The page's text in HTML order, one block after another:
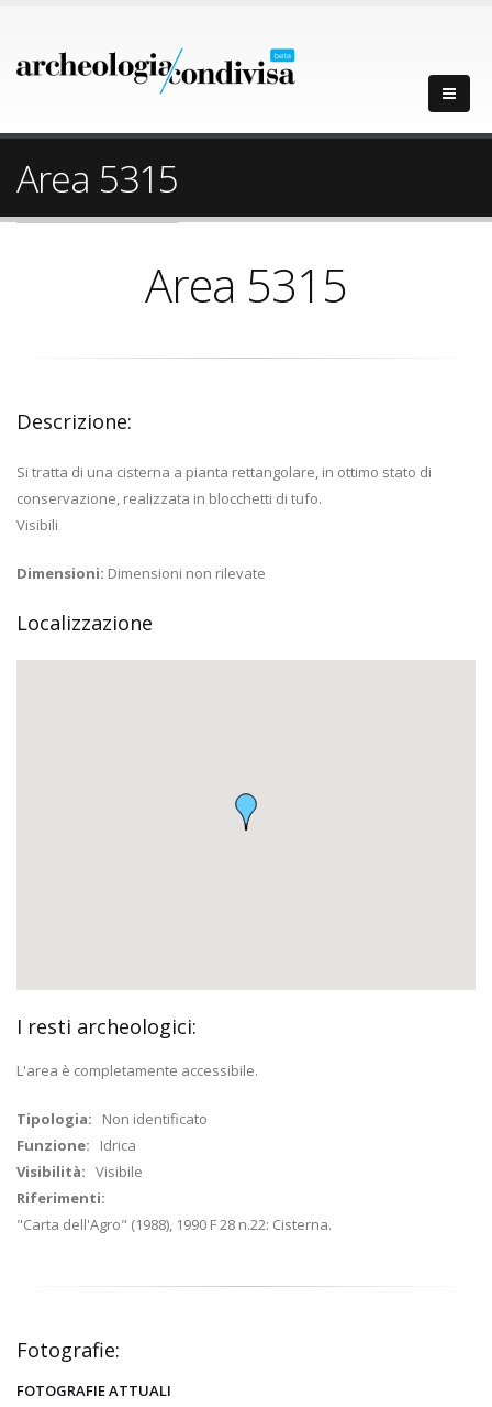
Area 5315
Area 5315
Descrizione:
Si tratta di una cisterna a pianta rettangolare, in ottimo stato di
conservazione, realizzata in blocchetti di tufo.
Visibili
Dimensioni: Dimensioni non rilevate
Localizzazione
I resti archeologici:
L'area è completamente accessibile.
Tipologia: Non identificato
Funzione: Idrica
Visibilità: Visibile
Riferimenti:
"Carta dell'Agro" (1988), 1990 F 28 n.22: Cisterna.
Fotografie:
FOTOGRAFIE ATTUALI